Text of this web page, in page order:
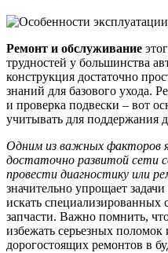
Ремонт и обслуживание
трудностей у большинства
конструкция достаточно
знаний для базового ухода.
и проверка подвески – вот
учитывать для поддержания
Одним из важных факторов
достаточно развитой сети
провести диагностику или
значительно упрощает
искать специализированных
запчасти. Важно помнить,
избежать серьезных поломок
дорогостоящих ремонтов в